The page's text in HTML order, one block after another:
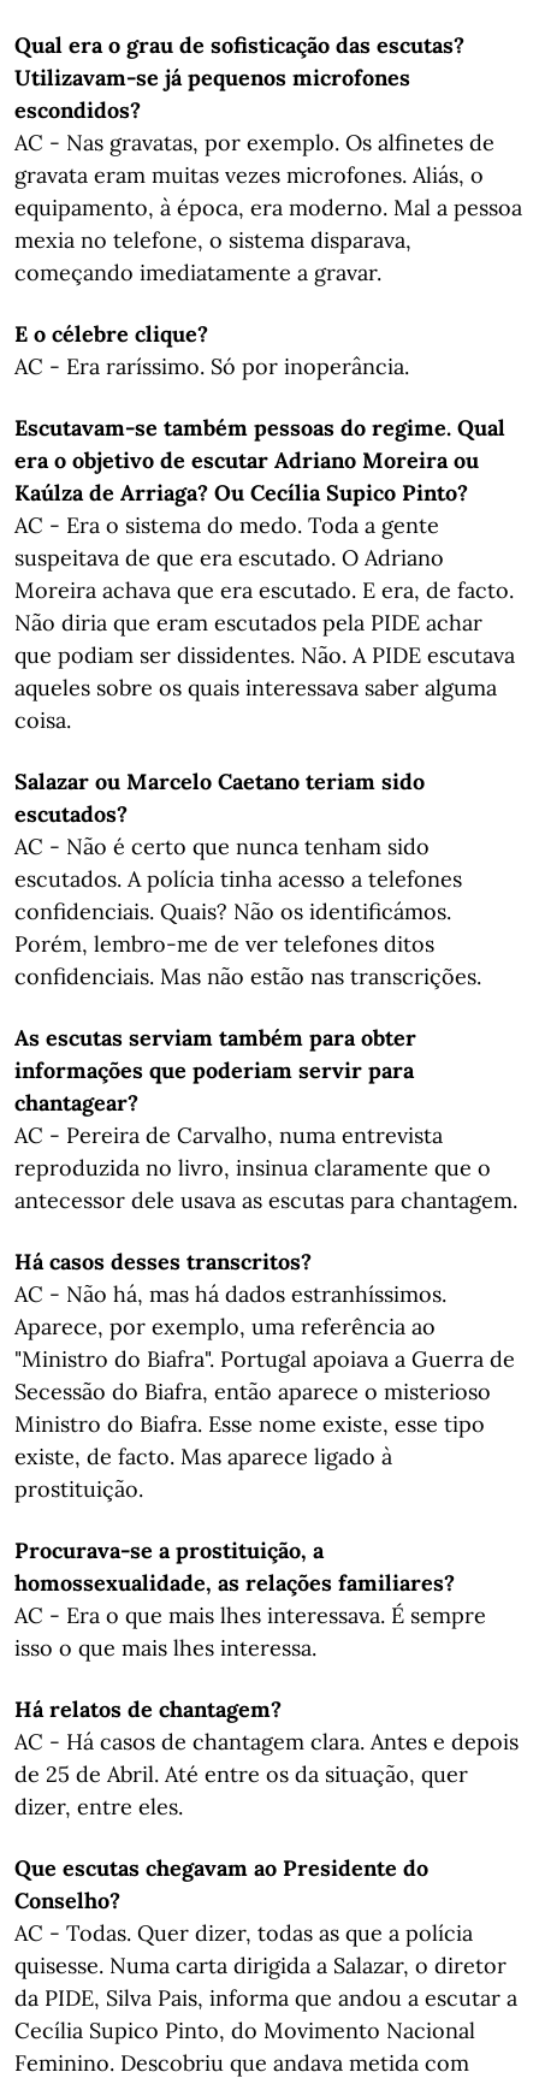
Qual era o grau de sofisticação das escutas?
Utilizavam-se já pequenos microfones
escondidos?
AC - Nas gravatas, por exemplo. Os alfinetes de
gravata eram muitas vezes microfones. Aliás, o
equipamento, à época, era moderno. Mal a pessoa
mexia no telefone, o sistema disparava,
começando imediatamente a gravar.
E o célebre clique?
AC - Era raríssimo. Só por inoperância.
Escutavam-se também pessoas do regime. Qual
era o objetivo de escutar Adriano Moreira ou
Kaúlza de Arriaga? Ou Cecília Supico Pinto?
AC - Era o sistema do medo. Toda a gente
suspeitava de que era escutado. O Adriano
Moreira achava que era escutado. E era, de facto.
Não diria que eram escutados pela PIDE achar
que podiam ser dissidentes. Não. A PIDE escutava
aqueles sobre os quais interessava saber alguma
coisa.
Salazar ou Marcelo Caetano teriam sido
escutados?
AC - Não é certo que nunca tenham sido
escutados. A polícia tinha acesso a telefones
confidenciais. Quais? Não os identificámos.
Porém, lembro-me de ver telefones ditos
confidenciais. Mas não estão nas transcrições.
As escutas serviam também para obter
informações que poderiam servir para
chantagear?
AC - Pereira de Carvalho, numa entrevista
reproduzida no livro, insinua claramente que o
antecessor dele usava as escutas para chantagem.
Há casos desses transcritos?
AC - Não há, mas há dados estranhíssimos.
Aparece, por exemplo, uma referência ao
"Ministro do Biafra". Portugal apoiava a Guerra de
Secessão do Biafra, então aparece o misterioso
Ministro do Biafra. Esse nome existe, esse tipo
existe, de facto. Mas aparece ligado à
prostituição.
Procurava-se a prostituição, a
homossexualidade, as relações familiares?
AC - Era o que mais lhes interessava. É sempre
isso o que mais lhes interessa.
Há relatos de chantagem?
AC - Há casos de chantagem clara. Antes e depois
de 25 de Abril. Até entre os da situação, quer
dizer, entre eles.
Que escutas chegavam ao Presidente do
Conselho?
AC - Todas. Quer dizer, todas as que a polícia
quisesse. Numa carta dirigida a Salazar, o diretor
da PIDE, Silva Pais, informa que andou a escutar a
Cecília Supico Pinto, do Movimento Nacional
Feminino. Descobriu que andava metida com